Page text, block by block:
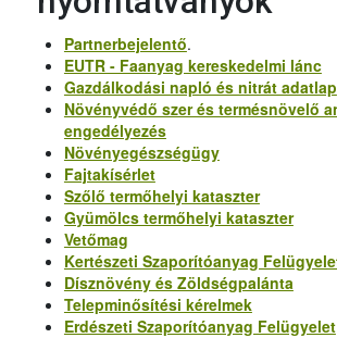
Partnerbejelentő.
EUTR - Faanyag kereskedelmi lánc
Gazdálkodási napló és nitrát adatlap
Növényvédő szer és termésnövelő
engedélyezés
Növényegészségügy
Fajtakísérlet
Szőlő termőhelyi kataszter
Gyümölcs termőhelyi kataszter
Vetőmag
Kertészeti Szaporítóanyag
Dísznövény és Zöldségpalánta
Telepminősítési kérelmek
Erdészeti Szaporítóanyag Felügyelet